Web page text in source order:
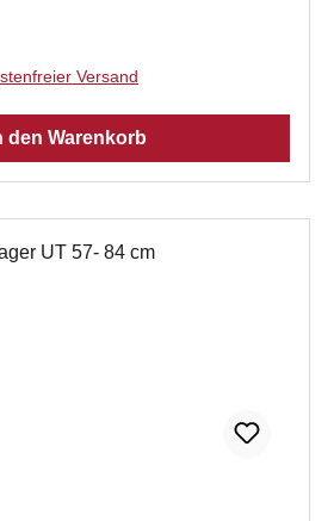
M 16, 250 mm mit
= 760 mm: Format 11 JU
12 Profi 12-Serie Profi GO
= 450 mm: HGZ S1 NHK S
Versand
den Warenkorb